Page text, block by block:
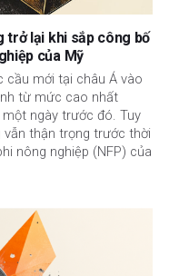
trở lại khi sắp công bố
của Mỹ
cầu mới tại châu Á vào
từ mức cao nhất
ngày trước đó. Tuy
vẫn thận trọng trước thời
nông nghiệp (NFP) của